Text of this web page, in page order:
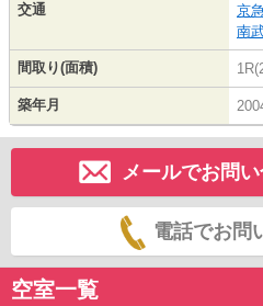
交通
京
南
間取り(面積)
築年月
メールでお問
電話でお問
空室一覧